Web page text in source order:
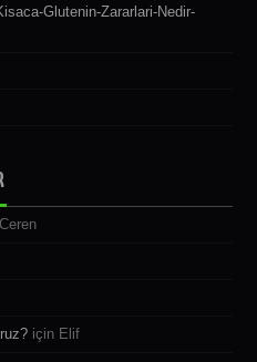
Glutenin-Zararlari-Nedir-
Ceren
için Elif